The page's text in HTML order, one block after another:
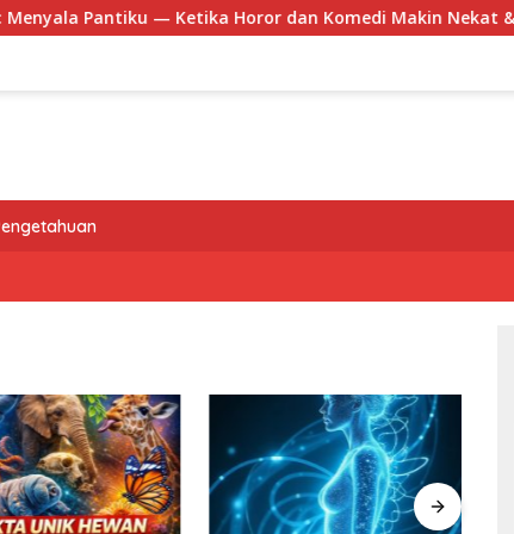
Horor dan Komedi Makin Nekat & Makin Indonesia